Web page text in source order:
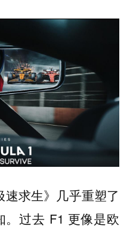
求生》几乎重塑了
。过去 F1 更像是欧